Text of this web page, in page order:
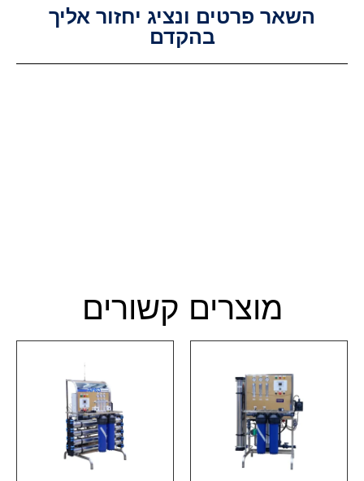
השאר פרטים ונציג יחזור אליך
בהקדם
מוצרים קשורים